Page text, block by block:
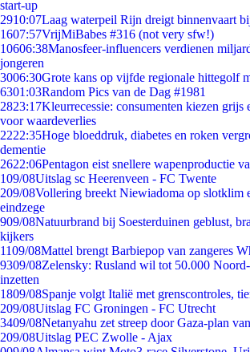
start-up
2910:07Laag waterpeil Rijn dreigt binnenvaart
1607:57VrijMiBabes #316 (not very sfw!)
10606:38Manosfeer-influencers verdienen
jongeren
3006:30Grote kans op vijfde regionale hittegolf
6301:03Random Pics van de Dag #1981
2823:17Kleurrecessie: consumenten kiezen grijs
voor waardeverlies
2222:35Hoge bloeddruk, diabetes en roken
dementie
2622:06Pentagon eist snellere wapenproductie
109/08Uitslag sc Heerenveen - FC Twente
209/08Vollering breekt Niewiadoma op slotklim
eindzege
909/08Natuurbrand bij Soesterduinen geblust,
kijkers
1109/08Mattel brengt Barbiepop van zangeres
9309/08Zelensky: Rusland wil tot 50.000
inzetten
1809/08Spanje volgt Italië met grenscontroles,
209/08Uitslag FC Groningen - FC Utrecht
3409/08Netanyahu zet streep door Gaza-plan
209/08Uitslag PEC Zwolle - Ajax